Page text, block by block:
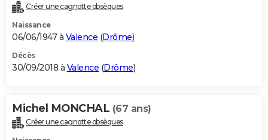
Créer une cagnotte obsèques
Naissance
06/06/1947 à Valence (Drôme)
Décès
30/09/2018 à Valence (Drôme)
Michel MONCHAL (67 ans)
Créer une cagnotte obsèques